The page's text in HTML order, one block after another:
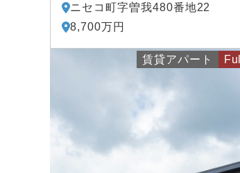
ニセコ町字曽我480番地22
8,700万円
賃貸アパート